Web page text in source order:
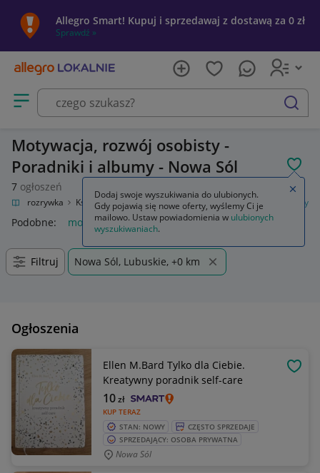
Allegro Smart! Kupuj i sprzedawaj z dostawą za 0 zł
Sprawdź »
Otwórz menu z kategoriami
szukaj
Motywacja, rozwój osobisty -
Poradniki i albumy - Nowa Sól
7 ogłoszeń
i rozrywka Książki Poradniki i albumy Motywacja, rozwój osobisty
Podobne: motywacja rozwój osobisty
Filtruj Nowa Sól, Lubuskie, +0 km
Ogłoszenia
Ellen M.Bard Tylko dla Ciebie.
Kreatywny poradnik self-care
KUP TERAZ
10zł
STAN: NOWY
CZĘSTO SPRZEDAJE
SPRZEDAJĄCY: OSOBA PRYWATNA
Nowa Sól
Dodaj swoje wyszukiwania do ulubionych.
Gdy pojawią się nowe oferty, wyślemy Ci je
mailowo. Ustaw powiadomienia w ulubionych
wyszukiwaniach.